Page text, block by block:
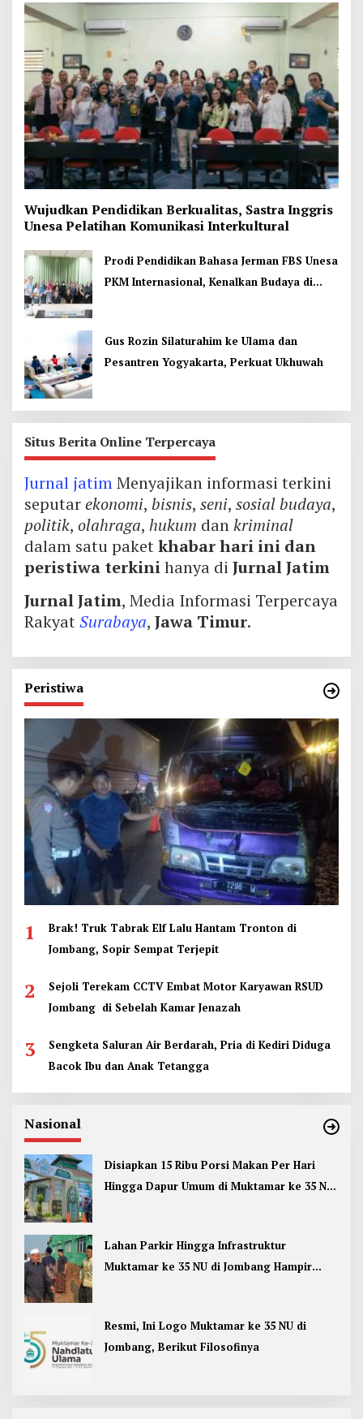
Wujudkan Pendidikan Berkualitas, Sastra Inggris
Unesa Pelatihan Komunikasi Interkultural
Prodi Pendidikan Bahasa Jerman FBS Unesa
PKM Internasional, Kenalkan Budaya di
Gus Rozin Silaturahim ke Ulama dan
Pesantren Yogyakarta, Perkuat Ukhuwah
Situs Berita Online Terpercaya
Jurnal jatimMenyajikan informasi terkini
seputarekonomi, bisnis, seni, sosial budaya,
politik, olahraga, hukum dankriminal
dalam satu paketkhabar hari ini dan
peristiwa terkinihanya di Jurnal Jatim
Jurnal Jatim, Media Informasi Terpercaya
RakyatSurabaya, Jawa Timur.
Peristiwa
1
Brak! Truk Tabrak Elf Lalu Hantam Tronton di
Jombang, Sopir Sempat Terjepit
2
Sejoli Terekam CCTV Embat Motor Karyawan RSUD
Jombang di Sebelah Kamar Jenazah
3
Sengketa Saluran Air Berdarah, Pria di Kediri Diduga
Bacok Ibu dan Anak Tetangga
Nasional
Disiapkan 15 Ribu Porsi Makan Per Hari
Hingga Dapur Umum di Muktamar ke 35 NU
Lahan Parkir Hingga Infrastruktur
Muktamar ke 35 NU di Jombang Hampir
Resmi, Ini Logo Muktamar ke 35 NU di
Jombang, Berikut Filosofinya